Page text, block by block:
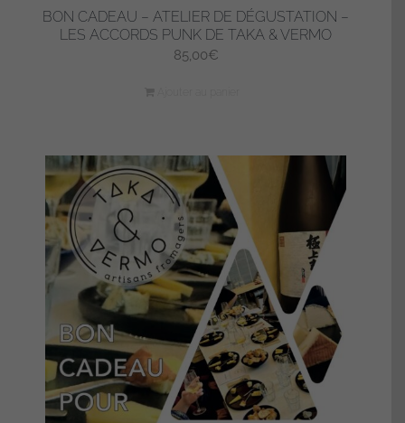
BON CADEAU – ATELIER DE DÉGUSTATION –
LES ACCORDS PUNK DE TAKA & VERMO
85,00€